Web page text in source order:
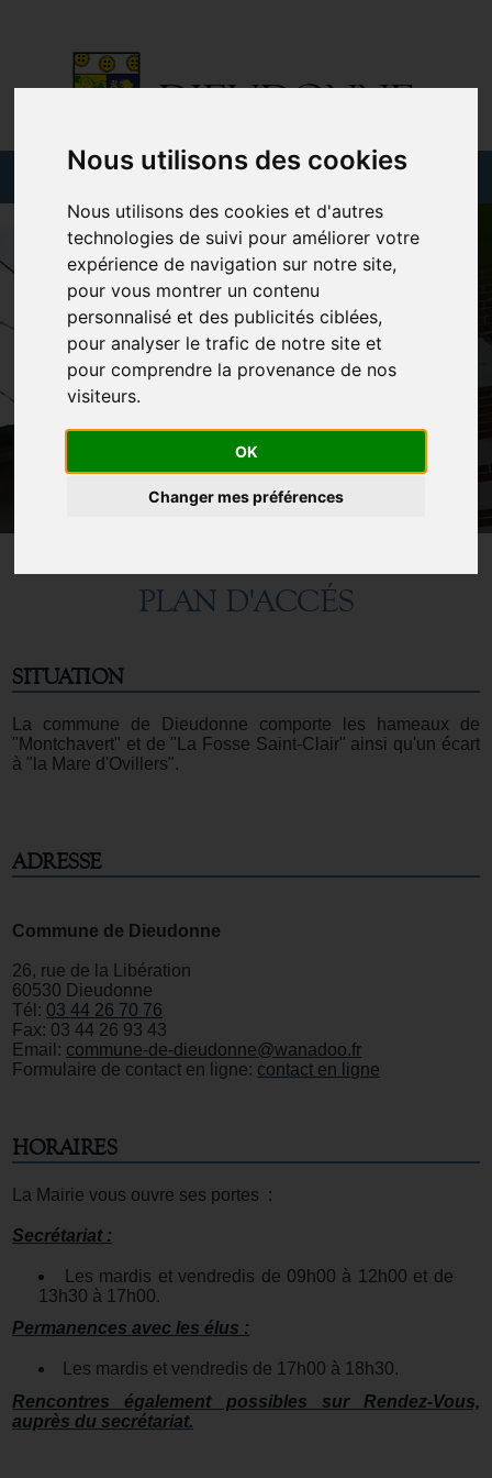
Nous utilisons des cookies
Nous utilisons des cookies et d'autres
technologies de suivi pour améliorer votre
expérience de navigation sur notre site,
pour vous montrer un contenu
personnalisé et des publicités ciblées,
pour analyser le trafic de notre site et
pour comprendre la provenance de nos
visiteurs.
OK
Changer mes préférences
PLAN D'ACCÉS
SITUATION
La commune de Dieudonne comporte les hameaux de
"Montchavert" et de "La Fosse Saint-Clair" ainsi qu'un écart
à "la Mare d'Ovillers".
ADRESSE
Commune de Dieudonne
26, rue de la Libération
60530 Dieudonne
Tél: 03 44 26 70 76
Fax: 03 44 26 93 43
Email: commune-de-dieudonne@wanadoo.fr
Formulaire de contact en ligne: contact en ligne
HORAIRES
La Mairie vous ouvre ses portes :
Secrétariat :
Les mardis et vendredis de 09h00 à 12h00 et de
13h30 à 17h00.
Permanences avec les élus :
Les mardis et vendredis de 17h00 à 18h30.
Rencontres également possibles sur Rendez-Vous,
auprès du secrétariat.